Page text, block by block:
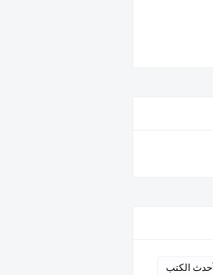
أحدث الكتب